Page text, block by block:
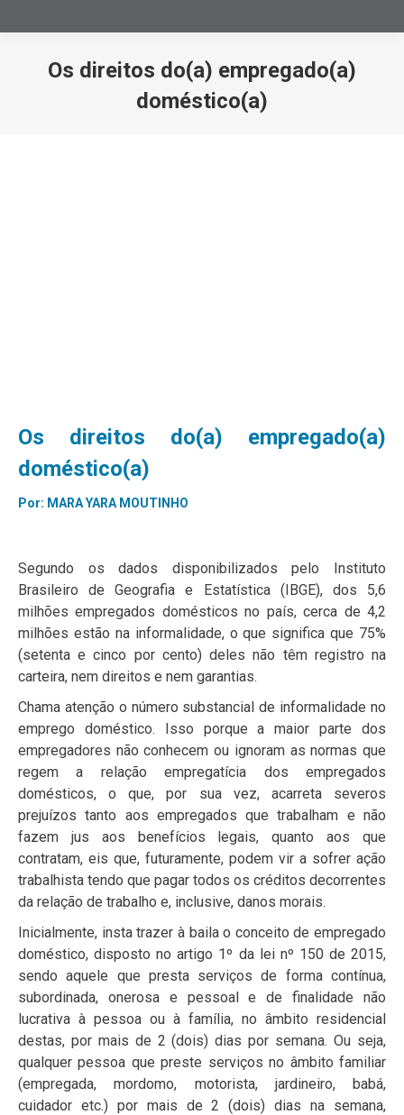
Os direitos do(a) empregado(a)
doméstico(a)
Os direitos do(a) empregado(a)
doméstico(a)
Por: MARA YARA MOUTINHO
Segundo os dados disponibilizados pelo Instituto
Brasileiro de Geografia e Estatística (IBGE), dos 5,6
milhões empregados domésticos no país, cerca de 4,2
milhões estão na informalidade, o que significa que 75%
(setenta e cinco por cento) deles não têm registro na
carteira, nem direitos e nem garantias.
Chama atenção o número substancial de informalidade no
emprego doméstico. Isso porque a maior parte dos
empregadores não conhecem ou ignoram as normas que
regem a relação empregatícia dos empregados
domésticos, o que, por sua vez, acarreta severos
prejuízos tanto aos empregados que trabalham e não
fazem jus aos benefícios legais, quanto aos que
contratam, eis que, futuramente, podem vir a sofrer ação
trabalhista tendo que pagar todos os créditos decorrentes
da relação de trabalho e, inclusive, danos morais.
Inicialmente, insta trazer à baila o conceito de empregado
doméstico, disposto no artigo 1º da lei nº 150 de 2015,
sendo aquele que presta serviços de forma contínua,
subordinada, onerosa e pessoal e de finalidade não
lucrativa à pessoa ou à família, no âmbito residencial
destas, por mais de 2 (dois) dias por semana. Ou seja,
qualquer pessoa que preste serviços no âmbito familiar
(empregada, mordomo, motorista, jardineiro, babá,
cuidador etc.) por mais de 2 (dois) dias na semana,